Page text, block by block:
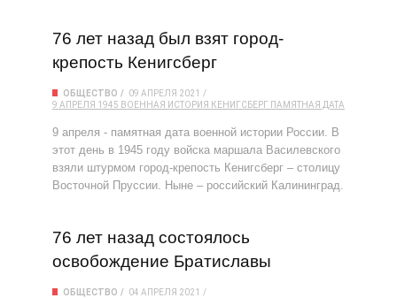
76 лет назад был взят город-
крепость Кенигсберг
ОБЩЕСТВО
09 АПРЕЛЯ 2021
9 АПРЕЛЯ 1945 ВОЕННАЯ ИСТОРИЯ КЕНИГСБЕРГ ПАМЯТНАЯ ДАТА
9 апреля - памятная дата военной истории России. В
этот день в 1945 году войска маршала Василевского
взяли штурмом город-крепость Кенигсберг – столицу
Восточной Пруссии. Ныне – российский Калининград.
76 лет назад состоялось
освобождение Братиславы
ОБЩЕСТВО
04 АПРЕЛЯ 2021